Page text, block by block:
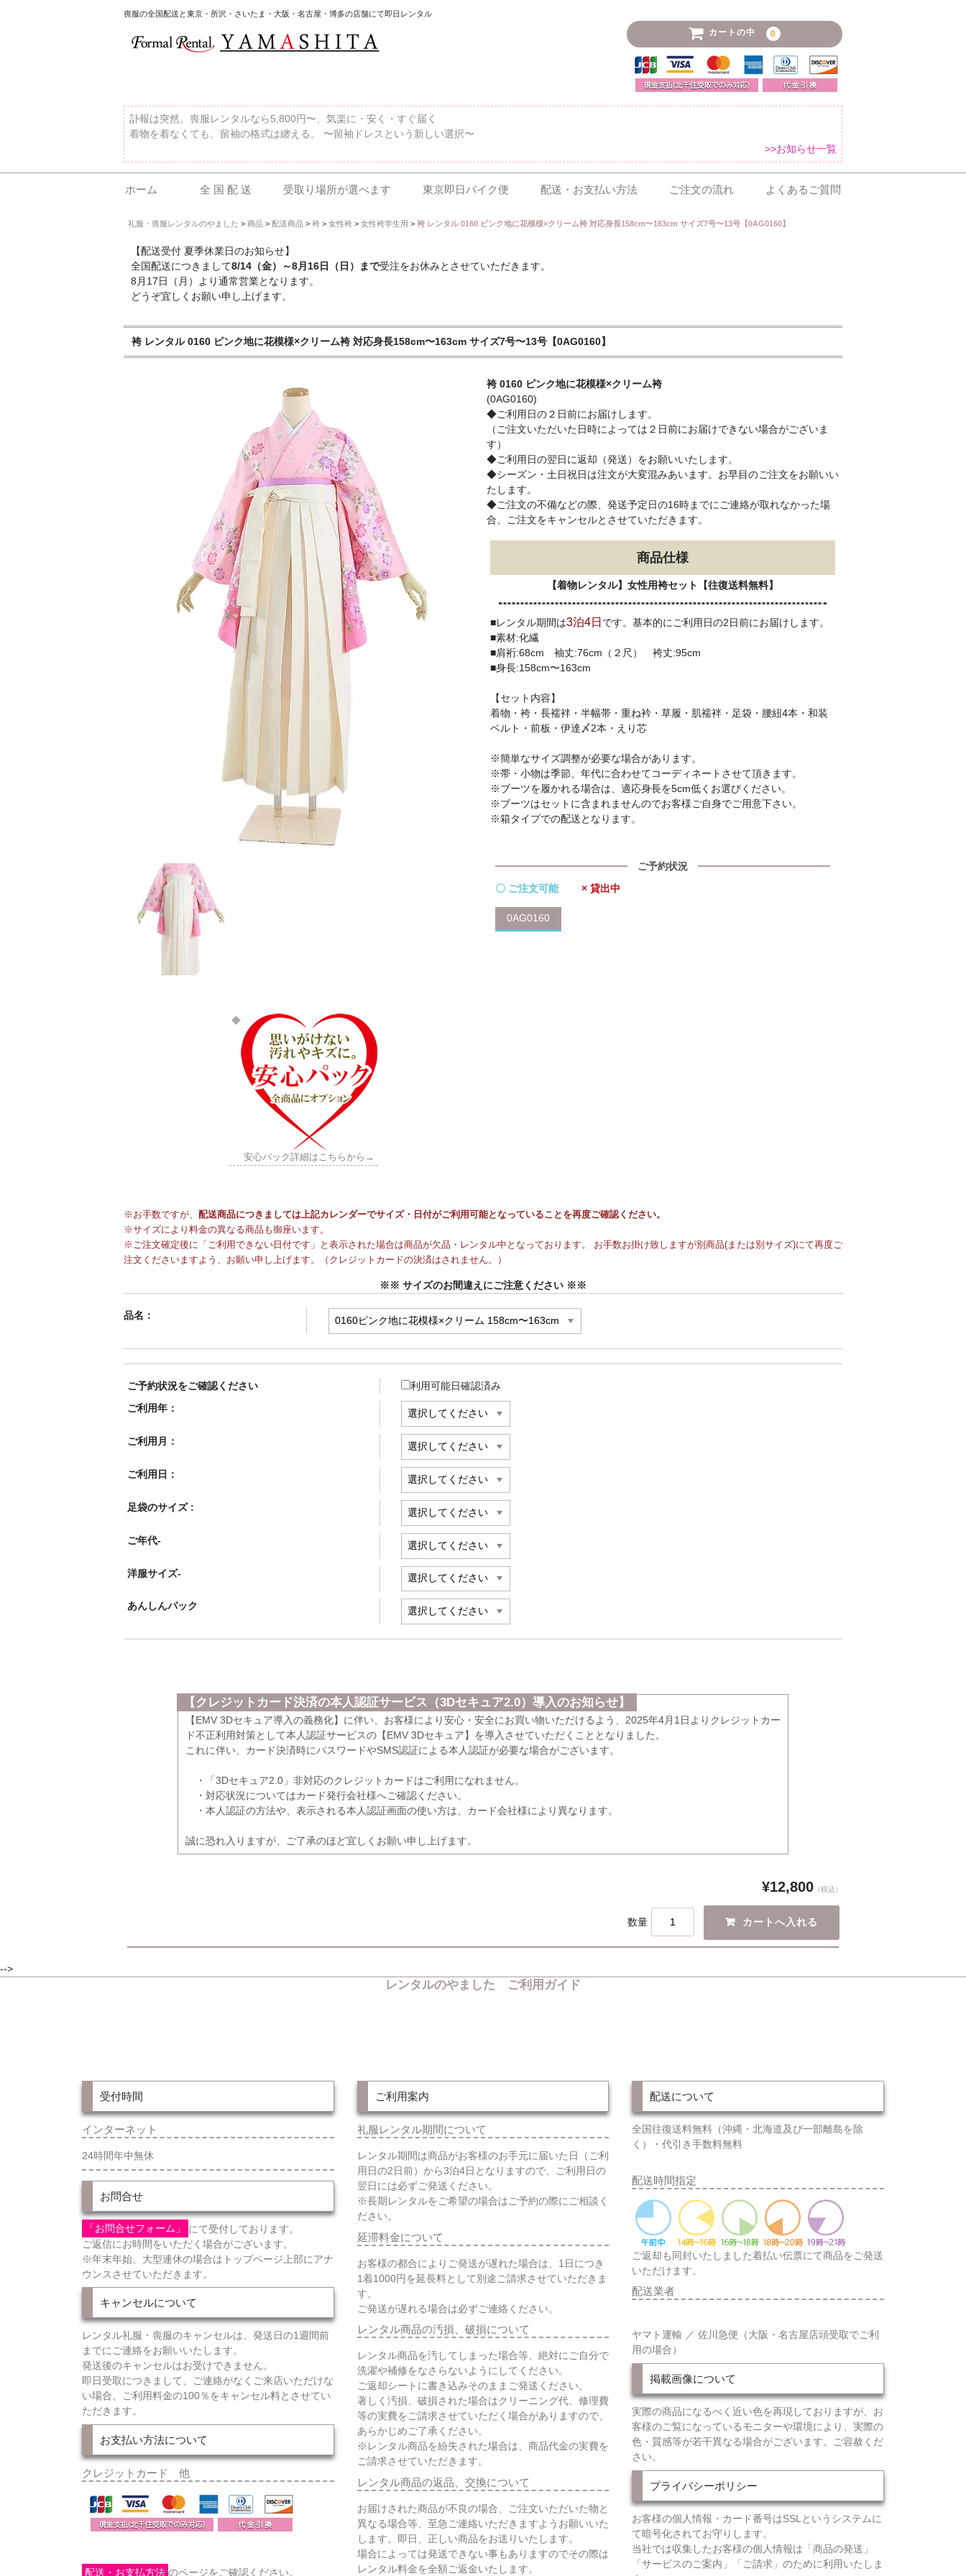
喪服の全国配送と東京・所沢・さいたま・大阪・名古屋・博多の店舗にて即日レンタル
カートの中 0
訃報は突然。喪服レンタルなら5,800円〜、気楽に・安く・すぐ届く
着物を着なくても、留袖の格式は纏える。 〜留袖ドレスという新しい選択〜
>>お知らせ一覧
ホーム 全 国 配 送 受取り場所が選べます 東京即日バイク便 配送・お支払い方法 ご注文の流れ よくあるご質問
礼服・喪服レンタルのやました > 商品> 配送商品> 袴> 女性袴> 女性袴学生用 > 袴 レンタル 0160 ピンク地に花模様×クリーム袴 対応身長158cm〜163cm サイズ7号〜13号【0AG0160】
【配送受付 夏季休業日のお知らせ】
全国配送につきまして8/14（金）～8月16日（日）まで受注をお休みとさせていただきます。
8月17日（月）より通常営業となります。
どうぞ宜しくお願い申し上げます。
袴 レンタル 0160 ピンク地に花模様×クリーム袴 対応身長158cm〜163cm サイズ7号〜13号【0AG0160】
安心パック詳細はこちらから→
袴 0160 ピンク地に花模様×クリーム袴
(0AG0160)
◆ご利用日の２日前にお届けします。
（ご注文いただいた日時によっては２日前にお届けできない場合がございま
す）
◆ご利用日の翌日に返却（発送）をお願いいたします。
◆シーズン・土日祝日は注文が大変混みあいます。お早目のご注文をお願いい
たします。
◆ご注文の不備などの際、発送予定日の16時までにご連絡が取れなかった場
合、ご注文をキャンセルとさせていただきます。
商品仕様
【着物レンタル】女性用袴セット【往復送料無料】
■レンタル期間は3泊4日 です。基本的にご利用日の2日前にお届けします。
■素材:化繊
■肩裄:68cm 袖丈:76cm（２尺） 袴丈:95cm
■身長:158cm〜163cm
【セット内容】
着物・袴・長襦袢・半幅帯・重ね衿・草履・肌襦袢・足袋・腰紐4本・和装
ベルト・前板・伊達〆2本・えり芯
※簡単なサイズ調整が必要な場合があります。
※帯・小物は季節、年代に合わせてコーディネートさせて頂きます。
※ブーツを履かれる場合は、適応身長を5cm低くお選びください。
※ブーツはセットに含まれませんのでお客様ご自身でご用意下さい。
※箱タイプでの配送となります。
ご予約状況
〇 ご注文可能
× 貸出中
0AG0160
※お手数ですが、 配送商品につきましては上記カレンダーでサイズ・日付がご利用可能となっていることを再度ご確認ください。
※サイズにより料金の異なる商品も御座います。
※ご注文確定後に「ご利用できない日付です」と表示された場合は商品が欠品・レンタル中となっております。 お手数お掛け致しますが別商品(または別サイズ)にて再度ご
注文くださいますよう、お願い申し上げます。（クレジットカードの決済はされません。）
※※ サイズのお間違えにご注意ください ※※
品名：
ご予約状況をご確認ください
利用可能日確認済み
ご利用年：
ご利用月：
ご利用日：
足袋のサイズ :
ご年代-
洋服サイズ-
あんしんパック
【クレジットカード決済の本人認証サービス（3Dセキュア2.0）導入のお知らせ】
【EMV 3Dセキュア導入の義務化】に伴い、お客様により安心・安全にお買い物いただけるよう、2025年4月1日よりクレジットカー
ド不正利用対策として本人認証サービスの【EMV 3Dセキュア】を導入させていただくこととなりました。
これに伴い、カード決済時にパスワードやSMS認証による本人認証が必要な場合がございます。
・「3Dセキュア2.0」非対応のクレジットカードはご利用になれません。
・対応状況についてはカード発行会社様へご確認ください。
・本人認証の方法や、表示される本人認証画面の使い方は、カード会社様により異なります。
誠に恐れ入りますが、ご了承のほど宜しくお願い申し上げます。
¥12,800 （税込）
数量
-->
レンタルのやました ご利用ガイド
受付時間
インターネット
24時間年中無休
お問合せ
「お問合せフォーム」
にて受付しております。
ご返信にお時間をいただく場合がございます。
※年末年始、大型連休の場合はトップページ上部にアナ
ウンスさせていただきます。
キャンセルについて
レンタル礼服・喪服のキャンセルは、発送日の1週間前
までにご連絡をお願いいたします。
発送後のキャンセルはお受けできません。
即日受取につきまして、ご連絡がなくご来店いただけな
い場合、ご利用料金の100％をキャンセル料とさせてい
ただきます。
お支払い方法について
クレジットカード 他
配送・お支払方法 のページをご確認ください。
ご利用案内
礼服レンタル期間について
レンタル期間は商品がお客様のお手元に届いた日（ご利
用日の2日前）から3泊4日となりますので、ご利用日の
翌日には必ずご発送ください。
※長期レンタルをご希望の場合はご予約の際にご相談く
ださい。
延滞料金について
お客様の都合によりご発送が遅れた場合は、1日につき
1着1000円を延長料として別途ご請求させていただきま
す。
ご発送が遅れる場合は必ずご連絡ください。
レンタル商品の汚損、破損について
レンタル商品を汚してしまった場合等、絶対にご自分で
洗濯や補修をなさらないようにしてください。
ご返却シートに書き込みそのままご発送ください。
著しく汚損、破損された場合はクリーニング代、修理費
等の実費をご請求させていただく場合がありますので、
あらかじめご了承ください。
※レンタル商品を紛失された場合は、商品代金の実費を
ご請求させていただきます。
レンタル商品の返品、交換について
お届けされた商品が不良の場合、ご注文いただいた物と
異なる場合等、至急ご連絡いただきますようお願いいた
します。即日、正しい商品をお送りいたします。
場合によっては発送できない事もありますのでその際は
レンタル料金を全額ご返金いたします。
配送について
全国往復送料無料（沖縄・北海道及び一部離島を除
く）・代引き手数料無料
配送時間指定
ご返却も同封いたしました着払い伝票にて商品をご発送
いただけます。
配送業者
ヤマト運輸 ／ 佐川急便（大阪・名古屋店頭受取でご利
用の場合）
掲載画像について
実際の商品になるべく近い色を再現しておりますが、お
客様のご覧になっているモニターや環境により、実際の
色・質感等が若干異なる場合がございます。ご容赦くだ
さい。
プライバシーポリシー
お客様の個人情報・カード番号はSSLというシステムに
て暗号化されてお守りします。
当社では収集したお客様の個人情報は「商品の発送」
「サービスのご案内」「ご請求」のために利用いたしま